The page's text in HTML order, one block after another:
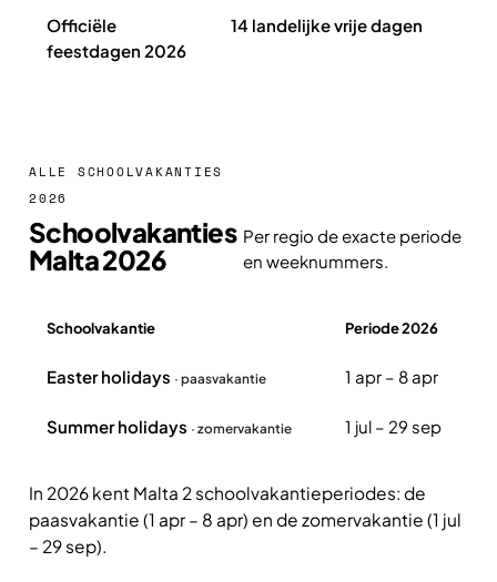
Officiële
feestdagen 2026
14 landelijke vrije dagen
ALLE SCHOOLVAKANTIES
2026
Schoolvakanties
Malta 2026
Per regio de exacte periode
en weeknummers.
Schoolvakantie Periode 2026
Easter holidays · paasvakantie 1 apr – 8 apr
Summer holidays · zomervakantie 1 jul – 29 sep
In 2026 kent Malta 2 schoolvakantieperiodes: de
paasvakantie (1 apr – 8 apr) en de zomervakantie (1 jul
– 29 sep).